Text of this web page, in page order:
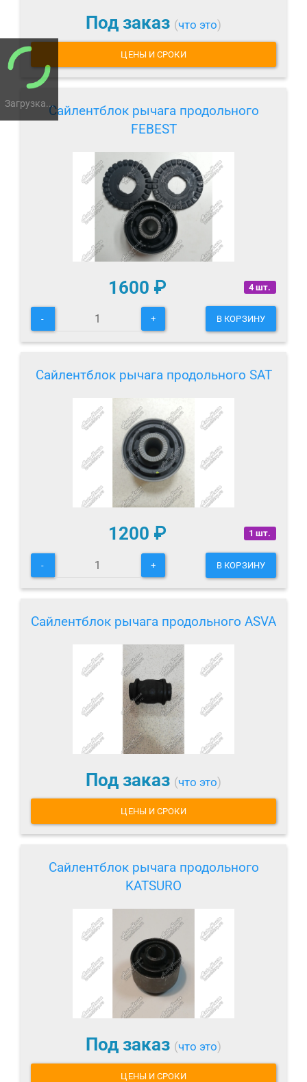
Загрузка...
Под заказ (что это)
ЦЕНЫ И СРОКИ
Сайлентблок рычага продольного
FEBEST
4 шт.
1600 ₽
- + В КОРЗИНУ
Сайлентблок рычага продольного SAT
1 шт.
1200 ₽
- + В КОРЗИНУ
Сайлентблок рычага продольного ASVA
Под заказ (что это)
ЦЕНЫ И СРОКИ
Сайлентблок рычага продольного
KATSURO
Под заказ (что это)
ЦЕНЫ И СРОКИ